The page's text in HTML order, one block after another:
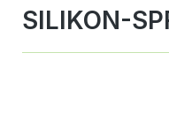
SILIKON-